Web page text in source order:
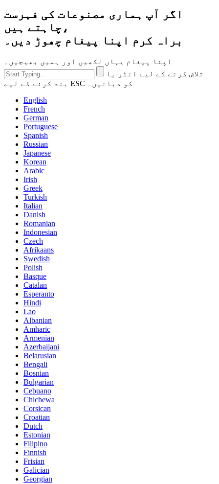
اگر آپ ہماری مصنوعات کی فہرست
چاہتے ہیں،
براہ کرم اپنا پیغام چھوڑ دیں۔
اپنا پیغام یہاں لکھیں اور ہمیں بھیجیں۔
تلاش کرنے کے لیے انٹر یا
بند کرنے کے لیے ESC کو دبائیں۔
English
French
German
Portuguese
Spanish
Russian
Japanese
Korean
Arabic
Irish
Greek
Turkish
Italian
Danish
Romanian
Indonesian
Czech
Afrikaans
Swedish
Polish
Basque
Catalan
Esperanto
Hindi
Lao
Albanian
Amharic
Armenian
Azerbaijani
Belarusian
Bengali
Bosnian
Bulgarian
Cebuano
Chichewa
Corsican
Croatian
Dutch
Estonian
Filipino
Finnish
Frisian
Galician
Georgian